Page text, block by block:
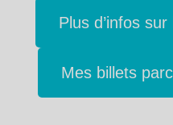
Plus d’infos
Mes billets